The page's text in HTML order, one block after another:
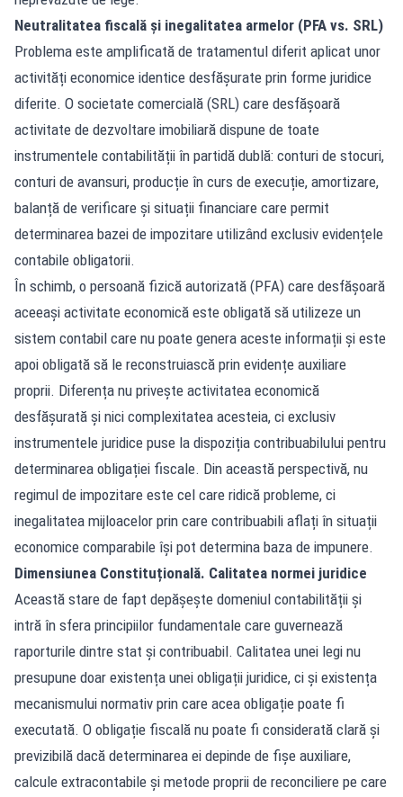
Neutralitatea fiscală și inegalitatea armelor (PFA vs. SRL)
Problema este amplificată de tratamentul diferit aplicat unor
activități economice identice desfășurate prin forme juridice
diferite. O societate comercială (SRL) care desfășoară
activitate de dezvoltare imobiliară dispune de toate
instrumentele contabilității în partidă dublă: conturi de stocuri,
conturi de avansuri, producție în curs de execuție, amortizare,
balanță de verificare și situații financiare care permit
determinarea bazei de impozitare utilizând exclusiv evidențele
contabile obligatorii.
În schimb, o persoană fizică autorizată (PFA) care desfășoară
aceeași activitate economică este obligată să utilizeze un
sistem contabil care nu poate genera aceste informații și este
apoi obligată să le reconstruiască prin evidențe auxiliare
proprii. Diferența nu privește activitatea economică
desfășurată și nici complexitatea acesteia, ci exclusiv
instrumentele juridice puse la dispoziția contribuabilului pentru
determinarea obligației fiscale. Din această perspectivă, nu
regimul de impozitare este cel care ridică probleme, ci
inegalitatea mijloacelor prin care contribuabili aflați în situații
economice comparabile își pot determina baza de impunere.
Dimensiunea Constituțională. Calitatea normei juridice
Această stare de fapt depășește domeniul contabilității și
intră în sfera principiilor fundamentale care guvernează
raporturile dintre stat și contribuabil. Calitatea unei legi nu
presupune doar existența unei obligații juridice, ci și existența
mecanismului normativ prin care acea obligație poate fi
executată. O obligație fiscală nu poate fi considerată clară și
previzibilă dacă determinarea ei depinde de fișe auxiliare,
calcule extracontabile și metode proprii de reconciliere pe care